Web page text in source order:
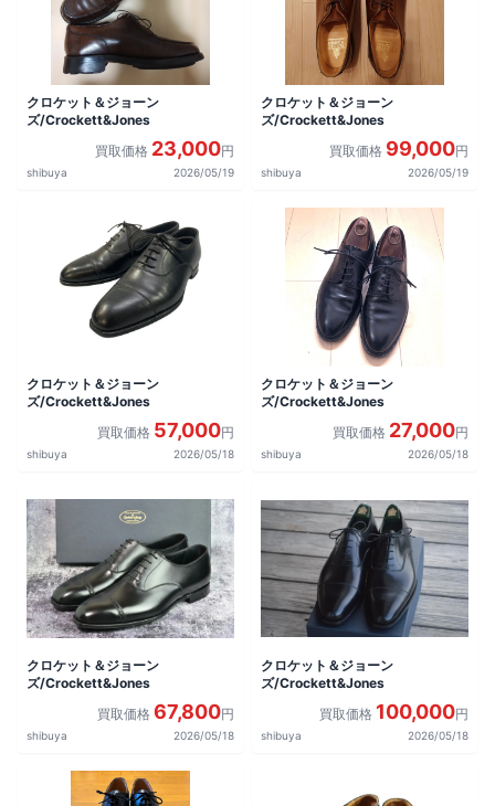
クロケット＆ジョーン
ズ/Crockett&Jones
買取価格 23,000円
shibuya 2026/05/19
クロケット＆ジョーン
ズ/Crockett&Jones
買取価格 99,000円
shibuya 2026/05/19
クロケット＆ジョーン
ズ/Crockett&Jones
買取価格 57,000円
shibuya 2026/05/18
クロケット＆ジョーン
ズ/Crockett&Jones
買取価格 27,000円
shibuya 2026/05/18
クロケット＆ジョーン
ズ/Crockett&Jones
買取価格 67,800円
shibuya 2026/05/18
クロケット＆ジョーン
ズ/Crockett&Jones
買取価格 100,000円
shibuya 2026/05/18